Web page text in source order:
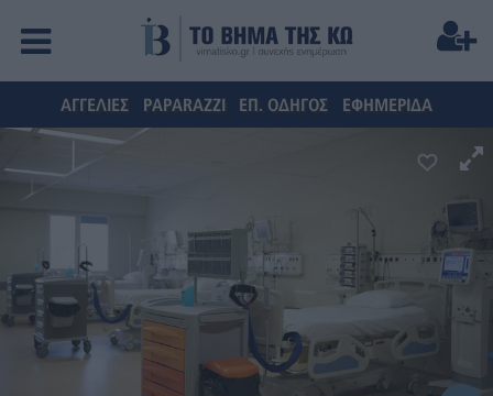
ΑΓΓΕΛΙΕΣ PAPARAZZI ΕΠ. ΟΔΗΓΟΣ ΕΦΗΜΕΡΙΔΑ